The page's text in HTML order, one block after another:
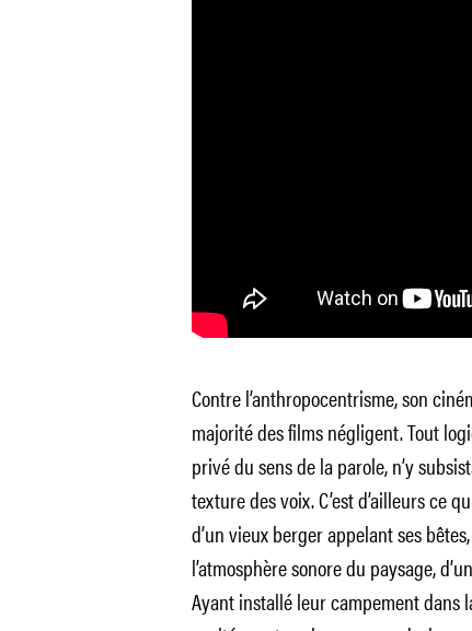
Contre l’anthropocentrisme, son
majorité des films négligent. Tout
privé du sens de la parole, n’y
texture des voix. C’est d’ailleurs ce
d’un vieux berger appelant ses
l’atmosphère sonore du paysage,
Ayant installé leur campement dans